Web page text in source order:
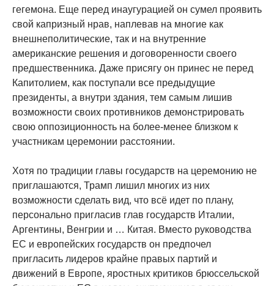
гегемона. Еще перед инаугурацией он сумел проявить
свой капризный нрав, наплевав на многие как
внешнеполитические, так и на внутренние
американские решения и договоренности своего
предшественника. Даже присягу он принес не перед
Капитолием, как поступали все предыдущие
президенты, а внутри здания, тем самым лишив
возможности своих противников демонстрировать
свою оппозиционность на более-менее близком к
участникам церемонии расстоянии.
Хотя по традиции главы государств на церемонию не
приглашаются, Трамп лишил многих из них
возможности сделать вид, что всё идет по плану,
персонально пригласив глав государств Италии,
Аргентины, Венгрии и … Китая. Вместо руководства
ЕС и европейских государств он предпочел
пригласить лидеров крайне правых партий и
движений в Европе, яростных критиков брюссельской